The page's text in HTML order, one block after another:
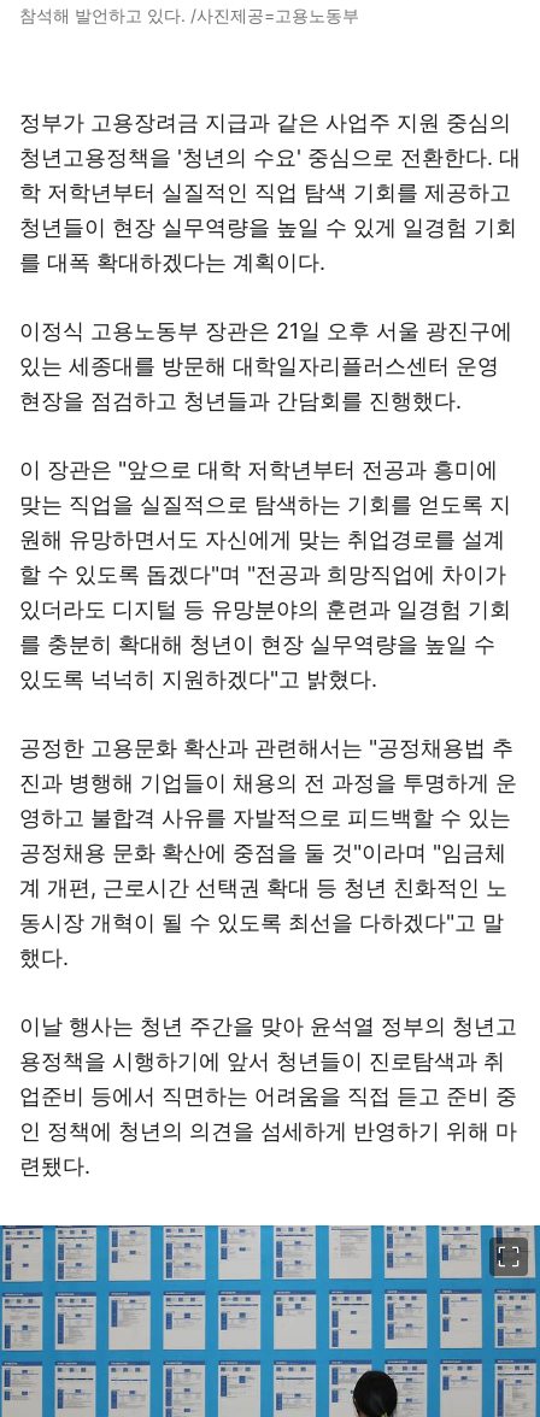
참석해 발언하고 있다. /사진제공=고용노동부
정부가 고용장려금 지급과 같은 사업주 지원 중심의
청년고용정책을 '청년의 수요' 중심으로 전환한다. 대
학 저학년부터 실질적인 직업 탐색 기회를 제공하고
청년들이 현장 실무역량을 높일 수 있게 일경험 기회
를 대폭 확대하겠다는 계획이다.
이정식 고용노동부 장관은 21일 오후 서울 광진구에
있는 세종대를 방문해 대학일자리플러스센터 운영
현장을 점검하고 청년들과 간담회를 진행했다.
이 장관은 "앞으로 대학 저학년부터 전공과 흥미에
맞는 직업을 실질적으로 탐색하는 기회를 얻도록 지
원해 유망하면서도 자신에게 맞는 취업경로를 설계
할 수 있도록 돕겠다"며 "전공과 희망직업에 차이가
있더라도 디지털 등 유망분야의 훈련과 일경험 기회
를 충분히 확대해 청년이 현장 실무역량을 높일 수
있도록 넉넉히 지원하겠다"고 밝혔다.
공정한 고용문화 확산과 관련해서는 "공정채용법 추
진과 병행해 기업들이 채용의 전 과정을 투명하게 운
영하고 불합격 사유를 자발적으로 피드백할 수 있는
공정채용 문화 확산에 중점을 둘 것"이라며 "임금체
계 개편, 근로시간 선택권 확대 등 청년 친화적인 노
동시장 개혁이 될 수 있도록 최선을 다하겠다"고 말
했다.
이날 행사는 청년 주간을 맞아 윤석열 정부의 청년고
용정책을 시행하기에 앞서 청년들이 진로탐색과 취
업준비 등에서 직면하는 어려움을 직접 듣고 준비 중
인 정책에 청년의 의견을 섬세하게 반영하기 위해 마
련됐다.